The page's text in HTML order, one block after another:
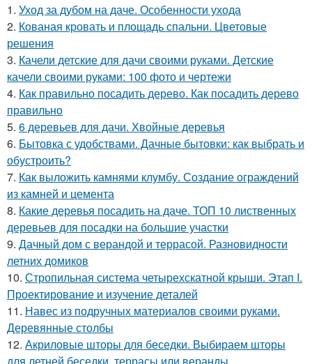
1. Уход за дубом на даче. Особенности ухода
2. Кованая кровать и площадь спальни. Цветовые
решения
3. Качели детские для дачи своими руками. Детские
качели своими руками: 100 фото и чертежи
4. Как правильно посадить дерево. Как посадить дерево
правильно
5. 6 деревьев для дачи. Хвойные деревья
6. Бытовка с удобствами. Дачные бытовки: как выбрать и
обустроить?
7. Как выложить камнями клумбу. Создание ограждений
из камней и цемента
8. Какие деревья посадить на даче. ТОП 10 лиственных
деревьев для посадки на большие участки
9. Дачный дом с верандой и террасой. Разновидности
летних домиков
10. Стропильная система четырехскатной крыши. Этап I.
Проектирование и изучение деталей
11. Навес из подручных материалов своими руками.
Деревянные столбы
12. Акриловые шторы для беседки. Выбираем шторы
для летней беседки, террасы или веранды